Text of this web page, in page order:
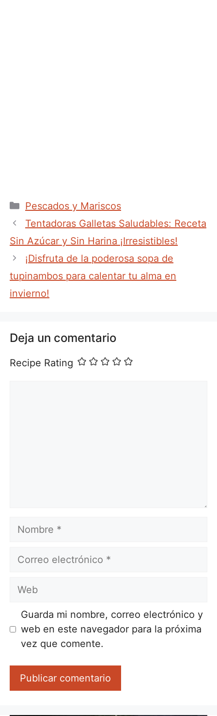
Categorías
Pescados y Mariscos
Tentadoras Galletas Saludables: Receta
Sin Azúcar y Sin Harina ¡Irresistibles!
¡Disfruta de la poderosa sopa de
tupinambos para calentar tu alma en
invierno!
Deja un comentario
Recipe Rating
Nombre
Correo
Web
Guarda mi nombre, correo electrónico y
web en este navegador para la próxima
vez que comente.